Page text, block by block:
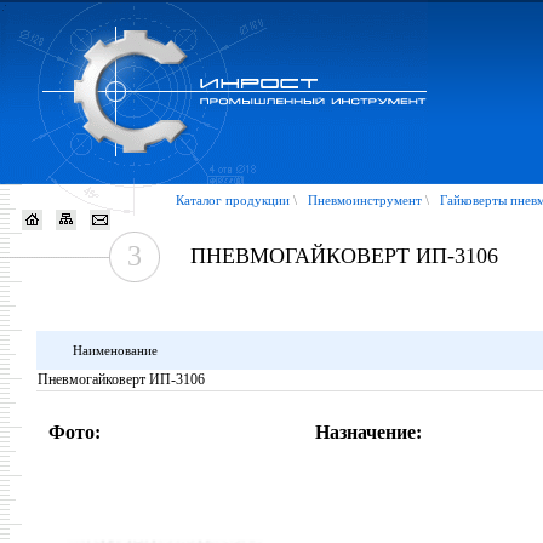
Каталог продукции \ Пневмоинструмент \ Гайковерты
3 ПНЕВМОГАЙКОВЕРТ ИП-3106
Наименование
Пневмогайковерт ИП-3106
Фото: Назначение: